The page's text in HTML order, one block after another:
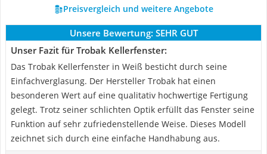
Preisvergleich und weitere Angebote
Unsere Bewertung: SEHR GUT
Unser Fazit für Trobak Kellerfenster:
Das Trobak Kellerfenster in Weiß besticht durch seine
Einfachverglasung. Der Hersteller Trobak hat einen
besonderen Wert auf eine qualitativ hochwertige Fertigung
gelegt. Trotz seiner schlichten Optik erfüllt das Fenster seine
Funktion auf sehr zufriedenstellende Weise. Dieses Modell
zeichnet sich durch eine einfache Handhabung aus.